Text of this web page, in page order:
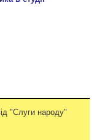
"Слуги народу"